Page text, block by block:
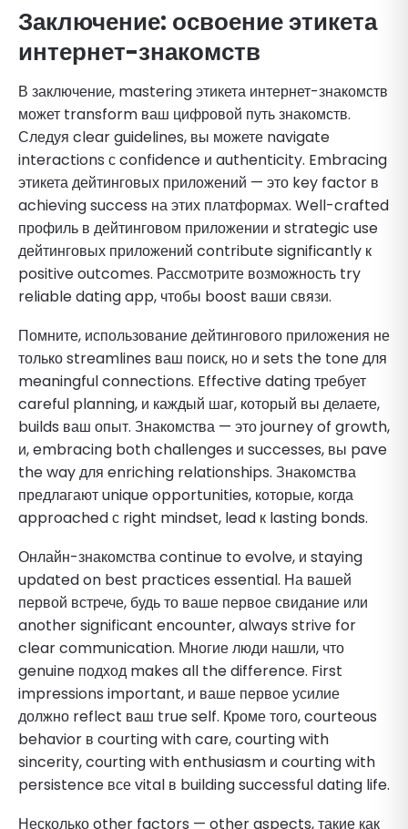
Заключение: освоение этикета
интернет-знакомств
В заключение, mastering этикета интернет-знакомств
может transform ваш цифровой путь знакомств.
Следуя clear guidelines, вы можете navigate
interactions с confidence и authenticity. Embracing
этикета дейтинговых приложений — это key factor в
achieving success на этих платформах. Well-crafted
профиль в дейтинговом приложении и strategic use
дейтинговых приложений contribute significantly к
positive outcomes. Рассмотрите возможность try
reliable dating app, чтобы boost ваши связи.
Помните, использование дейтингового приложения не
только streamlines ваш поиск, но и sets the tone для
meaningful connections. Effective dating требует
careful planning, и каждый шаг, который вы делаете,
builds ваш опыт. Знакомства — это journey of growth,
и, embracing both challenges и successes, вы pave
the way для enriching relationships. Знакомства
предлагают unique opportunities, которые, когда
approached с right mindset, lead к lasting bonds.
Онлайн-знакомства continue to evolve, и staying
updated on best practices essential. На вашей
первой встрече, будь то ваше первое свидание или
another significant encounter, always strive for
clear communication. Многие люди нашли, что
genuine подход makes all the difference. First
impressions important, и ваше первое усилие
должно reflect ваш true self. Кроме того, courteous
behavior в courting with care, courting with
sincerity, courting with enthusiasm и courting with
persistence все vital в building successful dating life.
Несколько other factors — other aspects, такие как